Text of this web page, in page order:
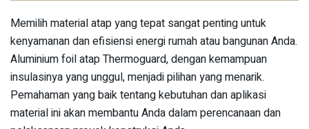
Memilih material atap yang tepat sangat penting untuk
kenyamanan dan efisiensi energi rumah atau bangunan Anda.
Aluminium foil atap Thermoguard, dengan kemampuan
insulasinya yang unggul, menjadi pilihan yang menarik.
Pemahaman yang baik tentang kebutuhan dan aplikasi
material ini akan membantu Anda dalam perencanaan dan